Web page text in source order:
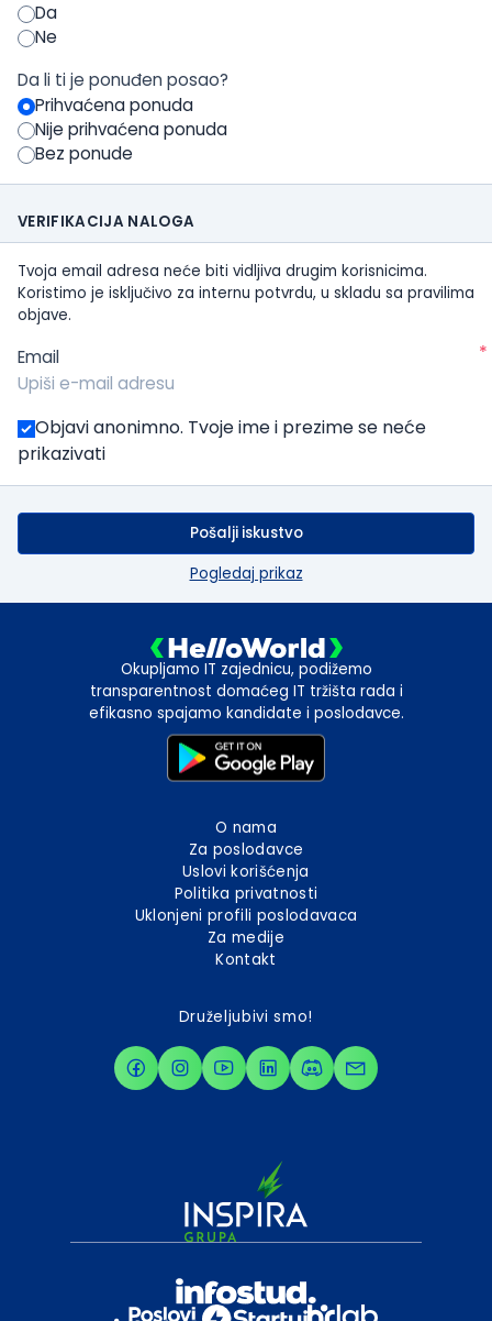
Da
Ne
Da li ti je ponuđen posao?
Prihvaćena ponuda
Nije prihvaćena ponuda
Bez ponude
VERIFIKACIJA NALOGA
Tvoja email adresa neće biti vidljiva drugim korisnicima.
Koristimo je isključivo za internu potvrdu, u skladu sa pravilima
objave.
Email *
Objavi anonimno. Tvoje ime i prezime se neće
prikazivati
Pošalji iskustvo
Pogledaj prikaz
Okupljamo IT zajednicu, podižemo
transparentnost domaćeg IT tržišta rada i
efikasno spajamo kandidate i poslodavce.
O nama
Za poslodavce
Uslovi korišćenja
Politika privatnosti
Uklonjeni profili poslodavaca
Za medije
Kontakt
Druželjubivi smo!